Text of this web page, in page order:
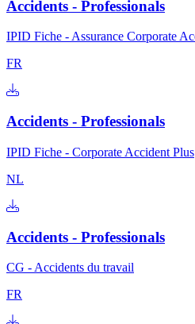
Accidents - Professionals
IPID Fiche - Assurance Corporate
FR
Accidents - Professionals
IPID Fiche - Corporate Accident Plus
NL
Accidents - Professionals
CG - Accidents du travail
FR